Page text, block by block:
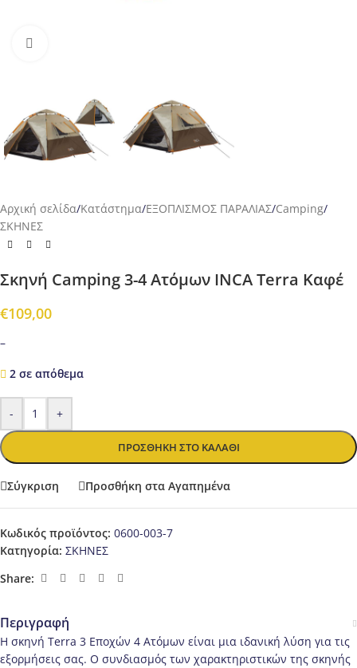
Αρχική σελίδα/Κατάστημα/ΕΞΟΠΛΙΣΜΟΣ ΠΑΡΑΛΙΑΣ/Camping/
ΣΚΗΝΕΣ
Σκηνή Camping 3-4 Ατόμων INCA Terra Καφέ
€109,00
–
2 σε απόθεμα
- +
ΠΡΟΣΘΉΚΗ ΣΤΟ ΚΑΛΆΘΙ
Σύγκριση Προσθήκη στα Αγαπημένα
Κωδικός προϊόντος: 0600-003-7
Κατηγορία: ΣΚΗΝΕΣ
Share:
Περιγραφή
Η σκηνή Terra 3 Εποχών 4 Ατόμων είναι μια ιδανική λύση για τις
εξορμήσεις σας. Ο συνδιασμός των χαρακτηριστικών της σκηνής